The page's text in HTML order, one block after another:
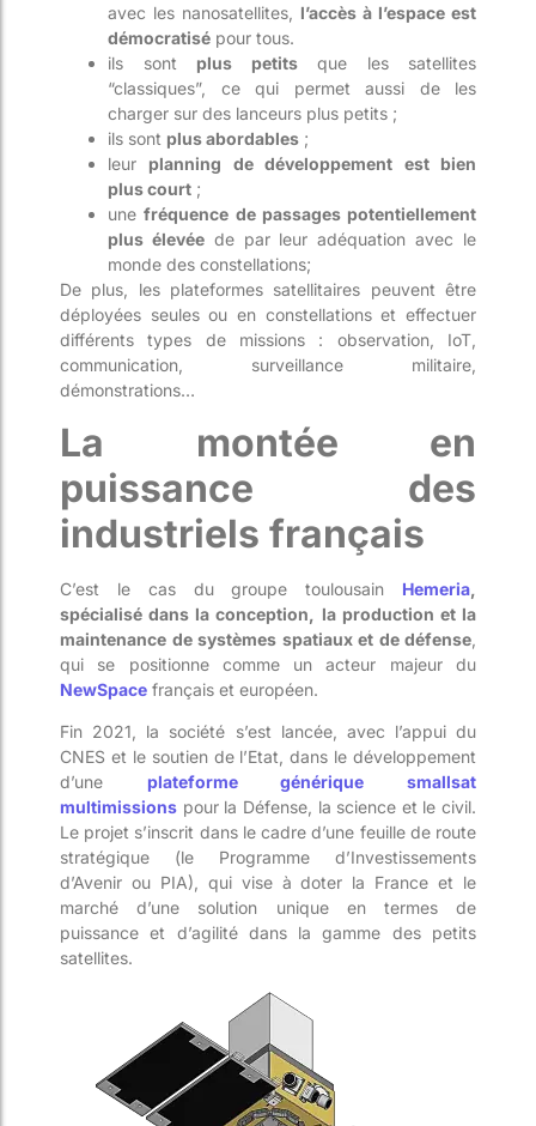
avec les nanosatellites, l’accès à l’espace est
démocratisé pour tous.
ils sont plus petitsque les satellites
“classiques”, ce qui permet aussi de les
charger sur des lanceurs plus petits ;
ils sont plus abordables ;
leur planning de développement est bien
plus court ;
unefréquence de passages potentiellement
plus élevéede par leur adéquation avec le
monde des constellations;
De plus, les plateformes satellitaires peuvent être
déployées seules ou en constellations et effectuer
différents types de missions : observation, IoT,
communication, surveillance militaire,
démonstrations…
La montée en
puissance des
industriels français
C’est le cas du groupe toulousain Hemeria,
spécialisé dans la conception, la production et la
maintenance de systèmes spatiaux et de défense
qui se positionne comme un acteur majeur du
NewSpace français et européen.
Fin 2021, la société s’est lancée, avec l’appui du
CNES et le soutien de l’Etat, dans le développement
d’une plateforme générique smallsat
multimissions pour la Défense, la science et le civil.
Le projet s’inscrit dans le cadre d’une feuille de route
stratégique (le Programme d’Investissements
d’Avenir ou PIA), qui vise à doter la France et le
marché d’une solution unique en termes de
puissance et d’agilité dans la gamme des petits
satellites.